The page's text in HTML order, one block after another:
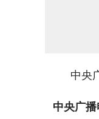
中央
中央广